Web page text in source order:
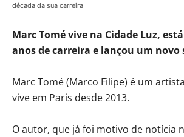
década da sua carreira
Marc Tomé vive na Cidade Luz,
anos de carreira e lançou um novo
Marc Tomé (Marco Filipe) é um
vive em Paris desde 2013.
O autor, que já foi motivo de notícia